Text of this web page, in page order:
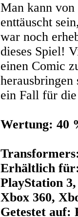
Man kann
enttäuscht
war noch
dieses Spiel!
einen Comic
ein Fall für die
Wertung: 40
Erhältlich
PlayStation
Xbox 360,
Getestet auf: